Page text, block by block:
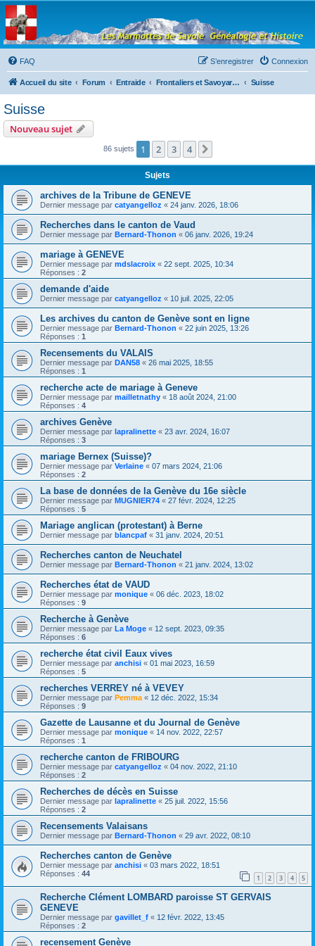
Les Marmottes de
Savoie
Forum d'entraide généalogique
FAQ
Connexion
S’enregistrer
Accueil du site Forum Entraide Frontaliers et Savoyards à l'étranger Suisse
Suisse
Nouveau sujet
86 sujets 1 2 3 4
Sujets
archives de la Tribune de GENEVE
Dernier message par catyangelloz « 24 janv. 2026, 18:06
Recherches dans le canton de Vaud
Dernier message par Bernard-Thonon « 06 janv. 2026, 19:24
mariage à GENEVE
Dernier message par mdslacroix « 22 sept. 2025, 10:34
Réponses : 2
demande d'aide
Dernier message par catyangelloz « 10 juil. 2025, 22:05
Les archives du canton de Genève sont en ligne
Dernier message par Bernard-Thonon « 22 juin 2025, 13:26
Réponses : 1
Recensements du VALAIS
Dernier message par DAN58 « 26 mai 2025, 18:55
Réponses : 1
recherche acte de mariage à Geneve
Dernier message par mailletnathy « 18 août 2024, 21:00
Réponses : 4
archives Genève
Dernier message par lapralinette « 23 avr. 2024, 16:07
Réponses : 3
mariage Bernex (Suisse)?
Dernier message par Verlaine « 07 mars 2024, 21:06
Réponses : 2
La base de données de la Genève du 16e siècle
Dernier message par MUGNIER74 « 27 févr. 2024, 12:25
Réponses : 5
Mariage anglican (protestant) à Berne
Dernier message par blancpaf « 31 janv. 2024, 20:51
Recherches canton de Neuchatel
Dernier message par Bernard-Thonon « 21 janv. 2024, 13:02
Recherches état de VAUD
Dernier message par monique « 06 déc. 2023, 18:02
Réponses : 9
Recherche à Genève
Dernier message par La Moge « 12 sept. 2023, 09:35
Réponses : 6
recherche état civil Eaux vives
Dernier message par anchisi « 01 mai 2023, 16:59
Réponses : 5
recherches VERREY né à VEVEY
Dernier message par Pemma « 12 déc. 2022, 15:34
Réponses : 9
Gazette de Lausanne et du Journal de Genève
Dernier message par monique « 14 nov. 2022, 22:57
Réponses : 1
recherche canton de FRIBOURG
Dernier message par catyangelloz « 04 nov. 2022, 21:10
Réponses : 2
Recherches de décès en Suisse
Dernier message par lapralinette « 25 juil. 2022, 15:56
Réponses : 2
Recensements Valaisans
Dernier message par Bernard-Thonon « 29 avr. 2022, 08:10
Recherches canton de Genève
Dernier message par anchisi « 03 mars 2022, 18:51
Réponses : 44 1 2 3 4 5
Recherche Clément LOMBARD paroisse ST GERVAIS
GENEVE
Dernier message par gavillet_f « 12 févr. 2022, 13:45
Réponses : 2
recensement Genève